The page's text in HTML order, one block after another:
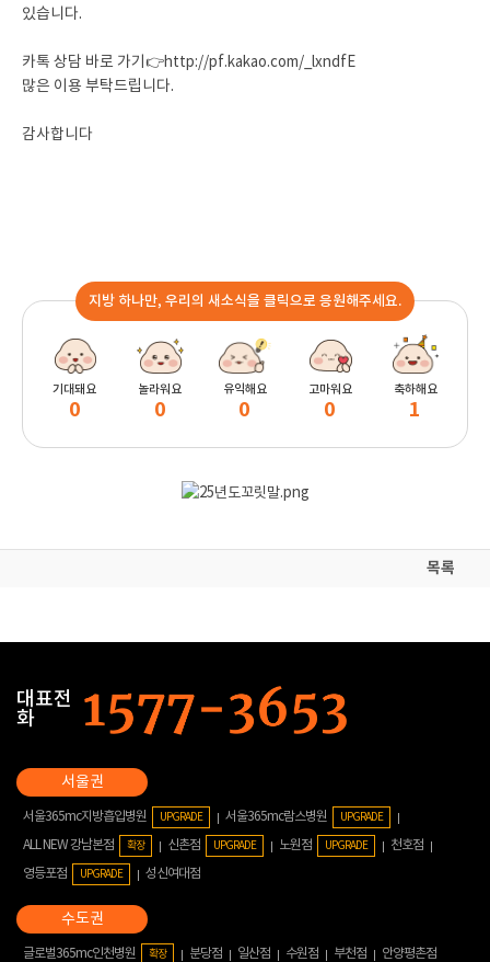
있습니다.
카톡 상담 바로 가기👉http://pf.kakao.com/_lxndfE
많은 이용 부탁드립니다.
감사합니다
지방 하나만, 우리의 새소식을 클릭으로 응원해주세요.
기대돼요
0
놀라워요
0
유익해요
0
고마워요
0
축하해요
1
목록
대표전
화
서울365mc지방흡입병원 UPGRADE 서울365mc람스병원 UPGRADE
ALL NEW 강남본점 확장 신촌점 UPGRADE 노원점 UPGRADE
천호점
영등포점
UPGRADE 성신여대점
글로벌365mc인천병원 확장 분당점 일산점 수원점 부천점 안양평촌점